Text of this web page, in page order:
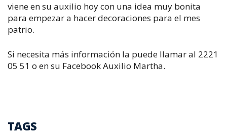
viene en su auxilio hoy con una idea muy bonita
para empezar a hacer decoraciones para el mes
patrio.
Si necesita más información la puede llamar al 2221
05 51 o en su Facebook Auxilio Martha.
TAGS